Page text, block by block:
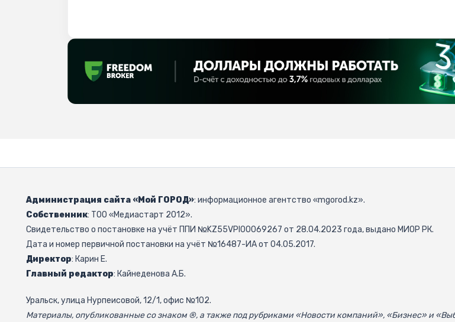
Администрация сайта «Мой ГОРОД»: информационное агентство «mgorod.kz».
Собственник: ТОО «Медиастарт 2012».
Свидетельство о постановке на учёт ППИ №KZ55VPI00069267 от 28.04.2023 года, выдано МИОР РК.
Дата и номер первичной постановки на учёт №16487-ИА от 04.05.2017.
Директор: Карин Е.
Главный редактор: Кайнеденова А.Б.
Уральск, улица Нурпеисовой, 12/1, офис №102.
Материалы, опубликованные со знаком ®, а также под рубриками «Новости компаний», «Бизнес» и